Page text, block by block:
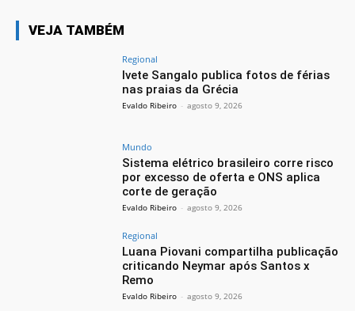
VEJA TAMBÉM
Regional
Ivete Sangalo publica fotos de férias
nas praias da Grécia
Evaldo Ribeiro - agosto 9, 2026
Mundo
Sistema elétrico brasileiro corre risco
por excesso de oferta e ONS aplica
corte de geração
Evaldo Ribeiro - agosto 9, 2026
Regional
Luana Piovani compartilha publicação
criticando Neymar após Santos x
Remo
Evaldo Ribeiro - agosto 9, 2026